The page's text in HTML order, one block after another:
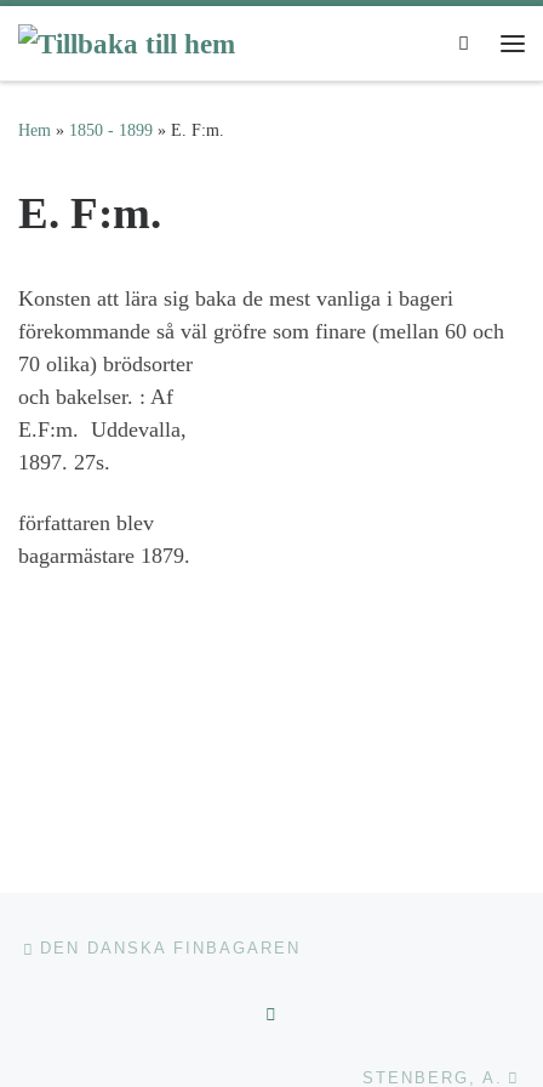
Hoppa till innehåll
Search
Hem » 1850 - 1899 » E. F:m.
E. F:m.
Konsten att lära sig baka de mest vanliga i bageri
förekommande så väl gröfre som finare (mellan 60 och
70 olika) brödsorter
och bakelser. : Af
E.F:m. Uddevalla,
1897. 27s.
författaren blev
bagarmästare 1879.
Inläggsnavigering
DEN DANSKA FINBAGAREN
STENBERG, A.